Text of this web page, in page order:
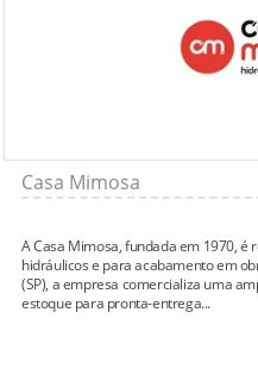
Casa Mimosa
A Casa Mimosa, fundada em 1970,
hidráulicos e para acabamento em
(SP), a empresa comercializa uma
estoque para pronta-entrega...